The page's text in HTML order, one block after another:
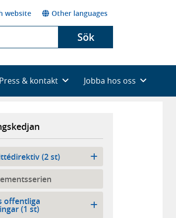
website Other languages
Sök
Press & kontakt Jobba hos oss
(2 st)
offentliga
(1 st)